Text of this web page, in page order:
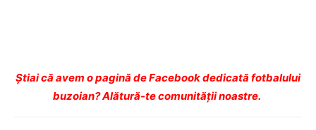
Ştiai că avem o pagină de Facebook dedicată fotbalului
buzoian? Alătură-te comunității noastre.